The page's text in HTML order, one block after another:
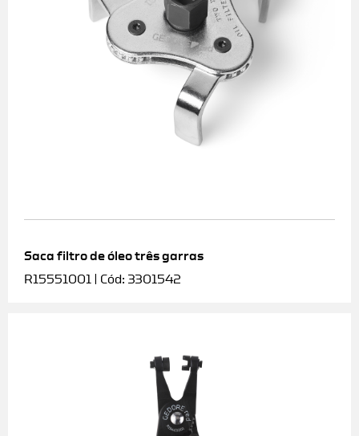
Saca filtro de óleo três garras
R15551001 | Cód: 3301542